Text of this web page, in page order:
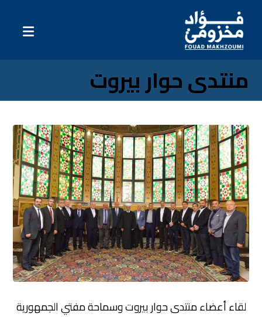
منتدى حوار بيروت
لقاء أعضاء منتدى حوار بيروت وسماحة مفتي الجمهورية